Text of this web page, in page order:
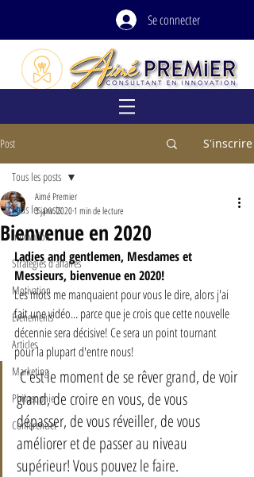
Se connecter
Post S'inscrire
Tous les posts
Innovation
Stratégies d'affaires
Motivation
Événements
Articles
Marketing
Philosophie
Conférencier
Tous les posts
Bienvenue en 2020
Aimé Premier
3 janv. 20201 min de lecture
Ladies and gentlemen, Mesdames et
Messieurs, bienvenue en 2020!
Les mots me manquaient pour vous le dire, alors j'ai
fait une vidéo... parce que je crois que cette nouvelle
décennie sera décisive! Ce sera un point tournant
pour la plupart d'entre nous!
C'est le moment de se rêver grand, de voir
grand, de croire en vous, de vous
dépasser, de vous réveiller, de vous
améliorer et de passer au niveau
supérieur! Vous pouvez le faire.